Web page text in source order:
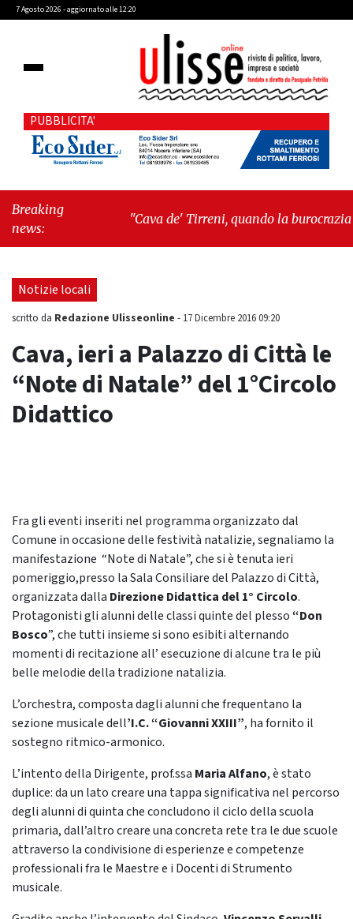
7 Agosto 2026 - aggiornato alle 12:20
PUBBLICITA'
Breaking
news:
"Cava de' Tirreni, quando la burocrazia
Notizie locali
scritto da Redazione Ulisseonline - 17 Dicembre 2016 09:20
Cava, ieri a Palazzo di Città le
“Note di Natale” del 1°Circolo
Didattico
Fra gli eventi inseriti nel programma organizzato dal
Comune in occasione delle festività natalizie, segnaliamo la
manifestazione “Note di Natale”, che si è tenuta ieri
pomeriggio,presso la Sala Consiliare del Palazzo di Città,
organizzata dalla Direzione Didattica del 1° Circolo.
Protagonisti gli alunni delle classi quinte del plesso“Don
Bosco”, che tutti insieme si sono esibiti alternando
momenti di recitazione all’ esecuzione di alcune tra le più
belle melodie della tradizione natalizia.
L’orchestra, composta dagli alunni che frequentano la
sezione musicale dell’I.C. “Giovanni XXIII”, ha fornito il
sostegno ritmico-armonico.
L’intento della Dirigente, prof.ssa Maria Alfano, è stato
duplice: da un lato creare una tappa significativa nel percorso
degli alunni di quinta che concludono il ciclo della scuola
primaria, dall’altro creare una concreta rete tra le due scuole
attraverso la condivisione di esperienze e competenze
professionali fra le Maestre e i Docenti di Strumento
musicale.